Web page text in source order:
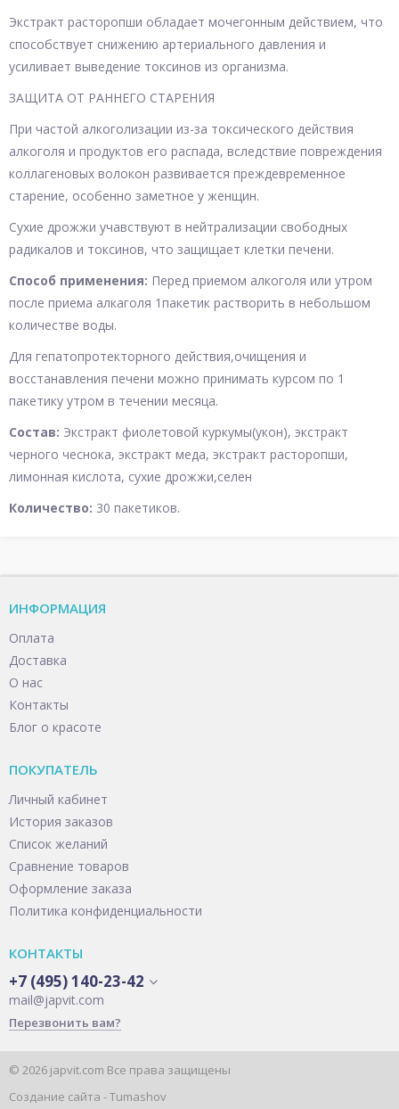
Экстракт расторопши обладает мочегонным действием, что
способствует снижению артериального давления и
усиливает выведение токсинов из организма.
ЗАЩИТА ОТ РАННЕГО СТАРЕНИЯ
При частой алкоголизации из-за токсического действия
алкоголя и продуктов его распада, вследствие повреждения
коллагеновых волокон развивается преждевременное
старение, особенно заметное у женщин.
Сухие дрожжи учавствуют в нейтрализации свободных
радикалов и токсинов, что защищает клетки печени.
Способ применения: Перед приемом алкоголя или утром
после приема алкаголя 1пакетик растворить в небольшом
количестве воды.
Для гепатопротекторного действия,очищения и
восстанавления печени можно принимать курсом по 1
пакетику утром в течении месяца.
Состав: Экстракт фиолетовой куркумы(укон), экстракт
черного чеснока, экстракт меда, экстракт расторопши,
лимонная кислота, сухие дрожжи,селен
Количество: 30 пакетиков.
ИНФОРМАЦИЯ
Оплата
Доставка
О нас
Контакты
Блог о красоте
ПОКУПАТЕЛЬ
Личный кабинет
История заказов
Список желаний
Сравнение товаров
Оформление заказа
Политика конфиденциальности
КОНТАКТЫ
+7 (495) 140-23-42
mail@japvit.com
Перезвонить вам?
© 2026 japvit.com Все права защищены
Создание сайта -Tumashov